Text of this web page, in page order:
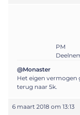
PM
@Monaster
Het eigen vermogen
terug naar 5k.
6 maart 2018 om 13:13